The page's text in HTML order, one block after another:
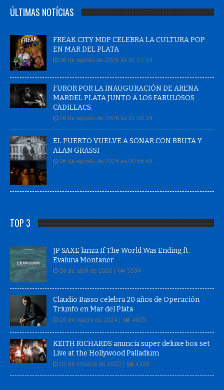
ÚLTIMAS NOTÍCIAS
FREAK CITY MDP CELEBRA LA CULTURA POP
EN MAR DEL PLATA
06 de agosto de 2026 às 01:17:14
FUROR POR LA INAUGURACIÓN DE ARENA
MARDEL PLATA JUNTO A LOS FABULOSOS
CADILLACS.
06 de agosto de 2026 às 01:08:39
EL PUERTO VUELVE A SONAR CON BRUTA Y
ALAN GRASSI
06 de agosto de 2026 às 00:56:58
TOP 3
JP SAXE lanza If The World Was Ending ft.
Evaluna Montaner
08 de abril de 2020 | 5594
Claudio Basso celebra 20 años de Operación
Triunfo en Mar del Plata
26 de marzo de 2024 | 4625
KEITH RICHARDS anuncia super deluxe box set
Live at the Hollywood Palladium
02 de octubre de 2020 | 4320